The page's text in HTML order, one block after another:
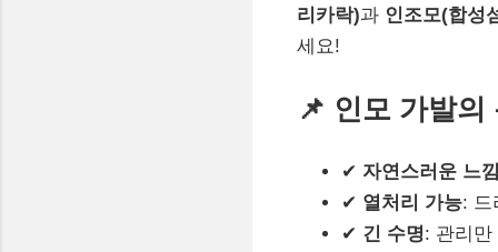
리카락)과 인조모(합성
세요!
📌 인모 가발의
✔ 자연스러운 느낌
✔ 열처리 가능: 드
✔ 긴 수명: 관리만